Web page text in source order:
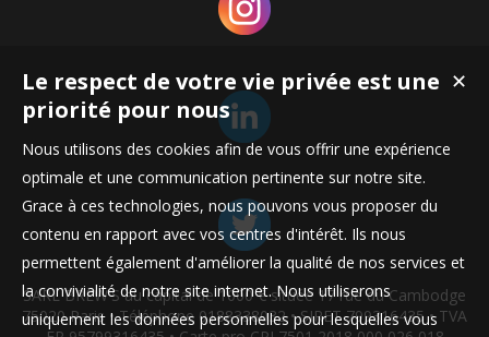
SARL BREW'S au capital de 1000 € située 17 rue du Cambodge
75020 Paris • Téléphone 0188338032 • SIRET 799316435 • TVA
✕
Le respect de votre vie privée est une
priorité pour nous
Nous utilisons des cookies afin de vous offrir une expérience
optimale et une communication pertinente sur notre site.
Grace à ces technologies, nous pouvons vous proposer du
contenu en rapport avec vos centres d'intérêt. Ils nous
permettent également d'améliorer la qualité de nos services et
la convivialité de notre site internet. Nous utiliserons
uniquement les données personnelles pour lesquelles vous